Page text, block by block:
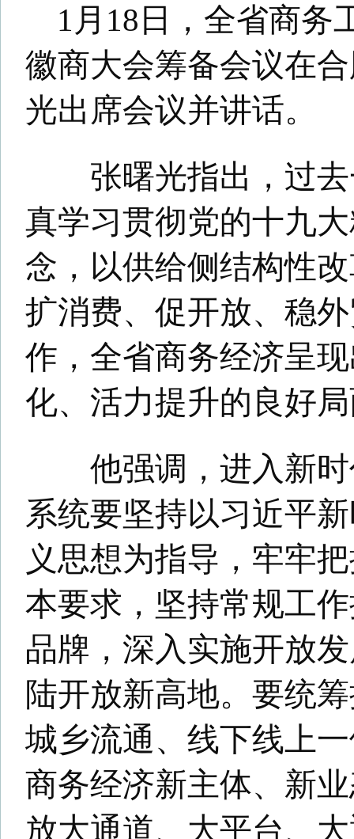
真学习贯彻党的十九大精神，
念，以供给侧结构性改革为主
扩消费、促开放、稳外贸、惠
作，全省商务经济呈现出实力
他强调，进入新时代，各地
系统要坚持以习近平新时代中
义思想为指导，牢牢把握高质
本要求，坚持常规工作抓质量
品牌，深入实施开放发展行动
陆开放新高地。要统筹推进国
城乡流通、线下线上一体化发
放大通道、大平台、大通关建
政策创新、环境优化和优质服
徽商大会，深化与央企、民企
合作，以商务经济的高质量发
化五大发展美好安徽建设。
关于我们 - 法律声明 广告服务 人
Copyright©2025 www.huishang101.com All